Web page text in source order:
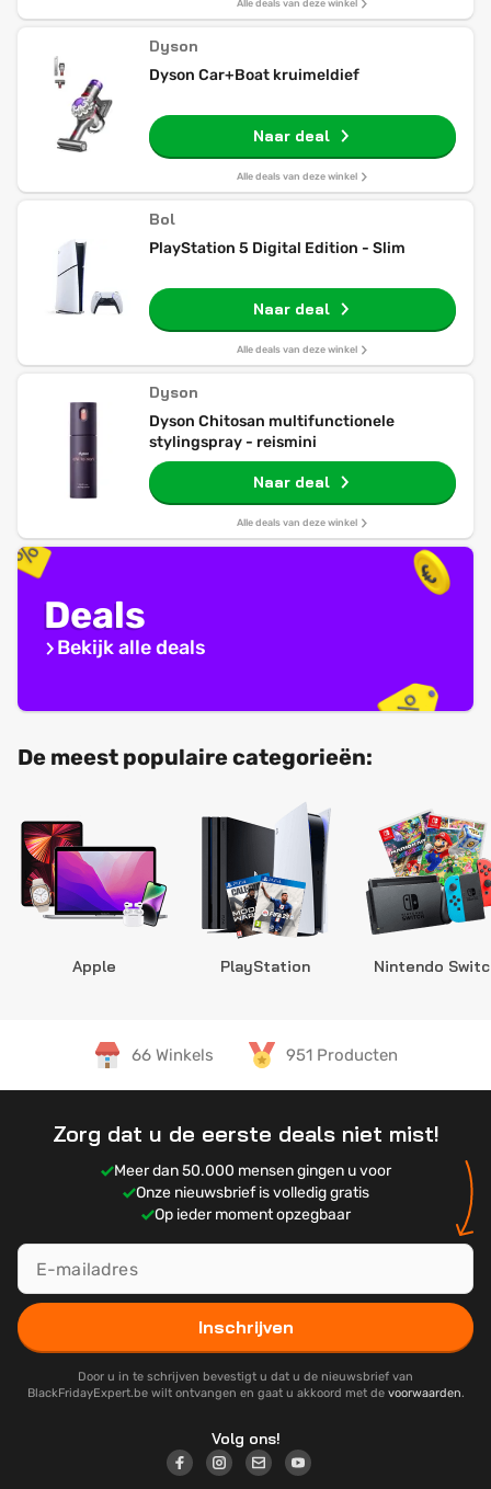
Alle deals van deze winkel
Dyson
Dyson Car+Boat kruimeldief
Naar deal
Alle deals van deze winkel
Bol
PlayStation 5 Digital Edition - Slim
Naar deal
Alle deals van deze winkel
Dyson
Dyson Chitosan multifunctionele
stylingspray - reismini
Naar deal
Alle deals van deze winkel
Deals
Bekijk alle deals
De meest populaire categorieën:
Apple PlayStation Nintendo
66 Winkels 951 Producten
Zorg dat u de eerste deals niet mist!
Meer dan 50.000 mensen gingen u voor
Onze nieuwsbrief is volledig gratis
Op ieder moment opzegbaar
Inschrijven
Door u in te schrijven bevestigt u dat u de nieuwsbrief van
BlackFridayExpert.be wilt ontvangen en gaat u akkoord met de voorwaarden.
Volg ons!